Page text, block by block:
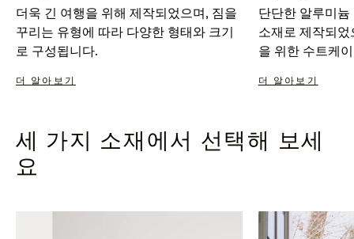
더욱 긴 여행을 위해 제작되었으며, 짐을
꾸리는 유형에 따라 다양한 형태와 크기
로 구성됩니다.
더 알아보기
단단한 알루미
소재로 제작되
을 위한 수트케
더 알아보기
세 가지 소재에서 선택해 보세
요